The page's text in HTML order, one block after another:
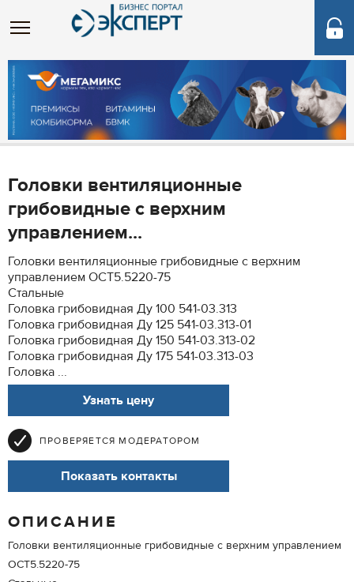
Головки вентиляционные
грибовидные c верхним
управлением...
Головки вентиляционные грибовидные c верхним
управлением ОСТ5.5220-75
Стальные
Головка грибовидная Ду 100 541-03.313
Головка грибовидная Ду 125 541-03.313-01
Головка грибовидная Ду 150 541-03.313-02
Головка грибовидная Ду 175 541-03.313-03
Головка ...
Узнать цену
ПРОВЕРЯЕТСЯ МОДЕРАТОРОМ
Показать контакты
ОПИСАНИЕ
Головки вентиляционные грибовидные c верхним управлением
ОСТ5.5220-75